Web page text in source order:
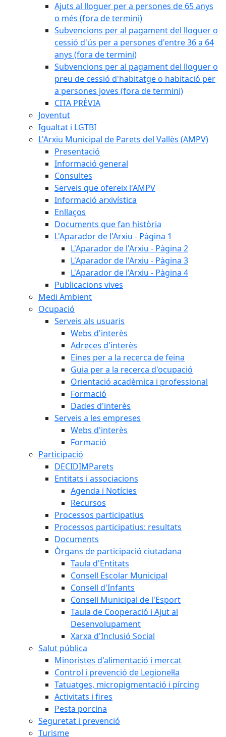
Ajuts al lloguer per a persones de 65 anys
o més (fora de termini)
Subvencions per al pagament del lloguer o
cessió d'ús per a persones d'entre 36 a 64
anys (fora de termini)
Subvencions per al pagament del lloguer o
preu de cessió d'habitatge o habitació per
a persones joves (fora de termini)
CITA PRÈVIA
Joventut
Igualtat i LGTBI
L'Arxiu Municipal de Parets del Vallès (AMPV)
Presentació
Informació general
Consultes
Serveis que ofereix l'AMPV
Informació arxivística
Enllaços
Documents que fan història
L'Aparador de l'Arxiu - Pàgina 1
L'Aparador de l'Arxiu - Pàgina 2
L'Aparador de l'Arxiu - Pàgina 3
L'Aparador de l'Arxiu - Pàgina 4
Publicacions vives
Medi Ambient
Ocupació
Serveis als usuaris
Webs d'interès
Adreces d'interès
Eines per a la recerca de feina
Guia per a la recerca d'ocupació
Orientació acadèmica i professional
Formació
Dades d'interès
Serveis a les empreses
Webs d'interès
Formació
Participació
DECIDIMParets
Entitats i associacions
Agenda i Notícies
Recursos
Processos participatius
Processos participatius: resultats
Documents
Òrgans de participació ciutadana
Taula d'Entitats
Consell Escolar Municipal
Consell d'Infants
Consell Municipal de l'Esport
Taula de Cooperació i Ajut al
Desenvolupament
Xarxa d'Inclusió Social
Salut pública
Minoristes d'alimentació i mercat
Control i prevenció de Legionel·la
Tatuatges, micropigmentació i pírcing
Activitats i fires
Pesta porcina
Seguretat i prevenció
Turisme